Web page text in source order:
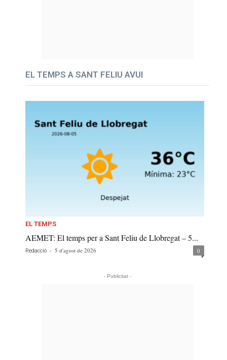
EL TEMPS A SANT FELIU AVUI
EL TEMPS
AEMET: El temps per a Sant Feliu de Llobregat – 5...
Redacció - 5 d'agost de 2026 0
- Publicitat -